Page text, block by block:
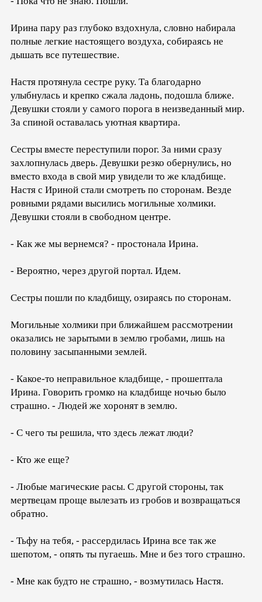
Ирина пару раз глубоко вздохнула, словно набирала
полные легкие настоящего воздуха, собираясь не
дышать все путешествие.
Настя протянула сестре руку. Та благодарно
улыбнулась и крепко сжала ладонь, подошла ближе.
Девушки стояли у самого порога в неизведанный мир.
За спиной оставалась уютная квартира.
Сестры вместе переступили порог. За ними сразу
захлопнулась дверь. Девушки резко обернулись, но
вместо входа в свой мир увидели то же кладбище.
Настя с Ириной стали смотреть по сторонам. Везде
ровными рядами высились могильные холмики.
Девушки стояли в свободном центре.
- Как же мы вернемся? - простонала Ирина.
- Вероятно, через другой портал. Идем.
Сестры пошли по кладбищу, озираясь по сторонам.
Могильные холмики при ближайшем рассмотрении
оказались не зарытыми в землю гробами, лишь на
половину засыпанными землей.
- Какое-то неправильное кладбище, - прошептала
Ирина. Говорить громко на кладбище ночью было
страшно. - Людей же хоронят в землю.
- С чего ты решила, что здесь лежат люди?
- Кто же еще?
- Любые магические расы. С другой стороны, так
мертвецам проще вылезать из гробов и возвращаться
обратно.
- Тьфу на тебя, - рассердилась Ирина все так же
шепотом, - опять ты пугаешь. Мне и без того страшно.
- Мне как будто не страшно, - возмутилась Настя.